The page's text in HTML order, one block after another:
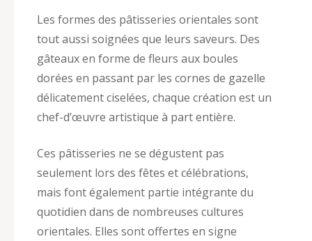
Les formes des pâtisseries orientales sont
tout aussi soignées que leurs saveurs. Des
gâteaux en forme de fleurs aux boules
dorées en passant par les cornes de gazelle
délicatement ciselées, chaque création est un
chef-d’œuvre artistique à part entière.
Ces pâtisseries ne se dégustent pas
seulement lors des fêtes et célébrations,
mais font également partie intégrante du
quotidien dans de nombreuses cultures
orientales. Elles sont offertes en signe